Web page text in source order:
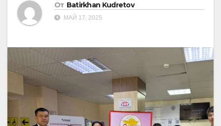
От Batirkhan Kudretov
МАЙ 17, 2025